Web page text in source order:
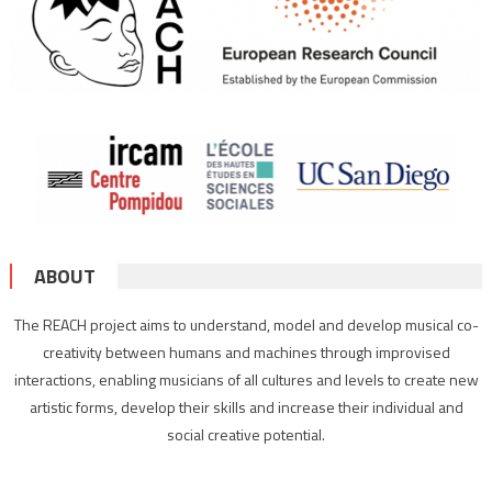
ABOUT
The REACH project aims to understand, model and develop musical co-
creativity between humans and machines through improvised
interactions, enabling musicians of all cultures and levels to create new
artistic forms, develop their skills and increase their individual and
social creative potential.